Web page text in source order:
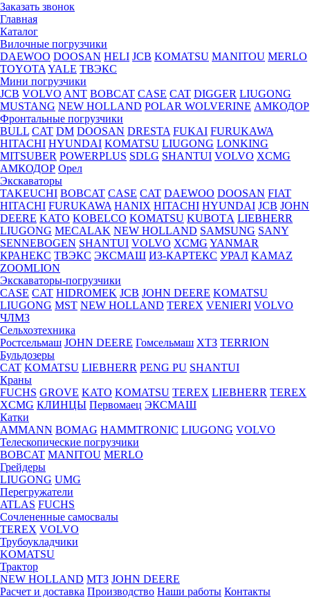
Заказать звонок
Главная
Каталог
Вилочные погрузчики
DAEWOO DOOSAN HELI JCB KOMATSU MANITOU MERLO
TOYOTA YALE ТВЭКС
Мини погрузчики
JCB VOLVO ANT BOBCAT CASE CAT DIGGER LIUGONG
MUSTANG NEW HOLLAND POLAR WOLVERINE АМКОДОР
Фронтальные погрузчики
BULL CAT DM DOOSAN DRESTA FUKAI FURUKAWA
HITACHI HYUNDAI KOMATSU LIUGONG LONKING
MITSUBER POWERPLUS SDLG SHANTUI VOLVO XCMG
АМКОДОР Орел
Экскаваторы
TAKEUCHI BOBCAT CASE CAT DAEWOO DOOSAN FIAT
HITACHI FURUKAWA HANIX HITACHI HYUNDAI JCB JOHN
DEERE KATO KOBELCO KOMATSU KUBOTА LIEBHERR
LIUGONG MECALAK NEW HOLLAND SAMSUNG SANY
SENNEBOGEN SHANTUI VOLVO XCMG YANMAR
КРАНЕКС ТВЭКС ЭКСМАШ ИЗ-КАРТЕКС УРАЛ KAMAZ
ZOOMLION
Экскаваторы-погрузчики
CASE CAT HIDROМEK JCB JOHN DEERE KOMATSU
LIUGONG MST NEW HOLLAND TEREX VENIERI VOLVO
ЧЛМЗ
Сельхозтехника
Ростсельмаш JOHN DEERE Гомсельмаш ХТЗ TERRION
Бульдозеры
CAT KOMATSU LIEBHERR PENG PU SHANTUI
Краны
FUCHS GROVE KATO KOMATSU TEREX LIEBHERR TEREX
XCMG КЛИНЦЫ Первомаец ЭКСМАШ
Катки
AMMANN BOMAG HAMMTRONIC LIUGONG VOLVO
Телескопические погрузчики
BOBCAT MANITOU MERLO
Грейдеры
LIUGONG UMG
Перегружатели
ATLAS FUCHS
Сочлененные самосвалы
TEREX VOLVO
Трубоукладчики
KOMATSU
Трактор
NEW HOLLAND МТЗ JOHN DEERE
Расчет и доставка Производство Наши работы Контакты